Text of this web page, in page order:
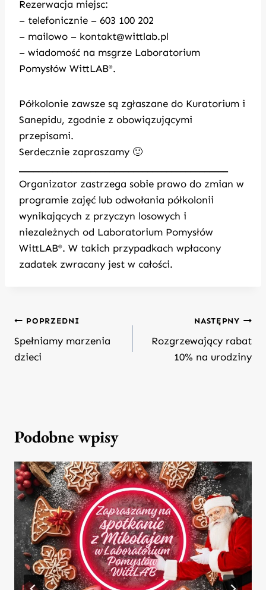
Rezerwacja miejsc:
– telefonicznie – 603 100 202
– mailowo – kontakt@wittlab.pl
– wiadomość na msgrze Laboratorium
Pomysłów WittLAB®.
Półkolonie zawsze są zgłaszane do Kuratorium i
Sanepidu, zgodnie z obowiązującymi
przepisami.
Serdecznie zapraszamy 🙂
Organizator zastrzega sobie prawo do zmian w
programie zajęć lub odwołania półkolonii
wynikających z przyczyn losowych i
niezależnych od Laboratorium Pomysłów
WittLAB®. W takich przypadkach wpłacony
zadatek zwracany jest w całości.
Nawigacja
wpisu
POPRZEDNI
Spełniamy marzenia
dzieci
NASTĘPNY
Rozgrzewający rabat
10% na urodziny
Podobne wpisy